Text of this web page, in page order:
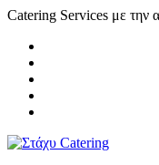
Catering Services με την